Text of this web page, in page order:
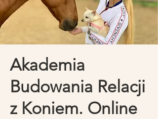
Akademia
Budowania Relacji
z Koniem. Online